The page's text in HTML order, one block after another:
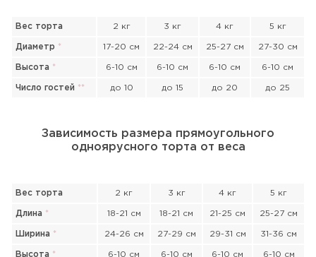
Вес торта 2 кг 3 кг 4 кг 5 кг
Диаметр * 17-20 см 22-24 см 25-27 см 27-30 см
Высота * 6-10 см 6-10 см 6-10 см 6-10 см
Число гостей ** до 10 до 15 до 20 до 25
Зависимость размера прямоугольного
одноярусного торта от веса
Вес торта 2 кг 3 кг 4 кг 5 кг
Длина * 18-21 см 18-21 см 21-25 см 25-27 см
Ширина * 24-26 см 27-29 см 29-31 см 31-36 см
Высота * 6-10 см 6-10 см 6-10 см 6-10 см